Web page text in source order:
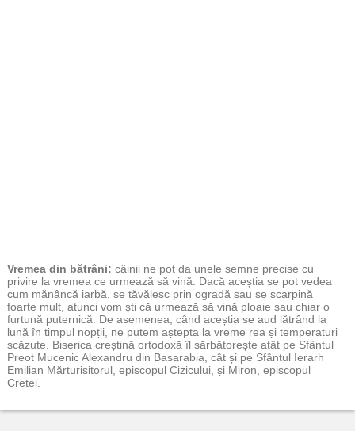
Vremea din bătrâni: câinii ne pot da unele semne precise cu
privire la vremea ce urmează să vină. Dacă aceștia se pot vedea
cum mănâncă iarbă, se tăvălesc prin ogradă sau se scarpină
foarte mult, atunci vom ști că urmează să vină ploaie sau chiar o
furtună puternică. De asemenea, când aceștia se aud lătrând la
lună în timpul nopții, ne putem aștepta la vreme rea și temperaturi
scăzute. Biserica creștină ortodoxă îl sărbătorește atât pe Sfântul
Preot Mucenic Alexandru din Basarabia, cât și pe Sfântul Ierarh
Emilian Mărturisitorul, episcopul Cizicului, și Miron, episcopul
Cretei.